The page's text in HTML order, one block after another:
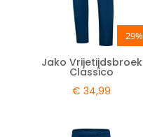
29%
Jako Vrijetijdsbroek
Classico
€ 34,99